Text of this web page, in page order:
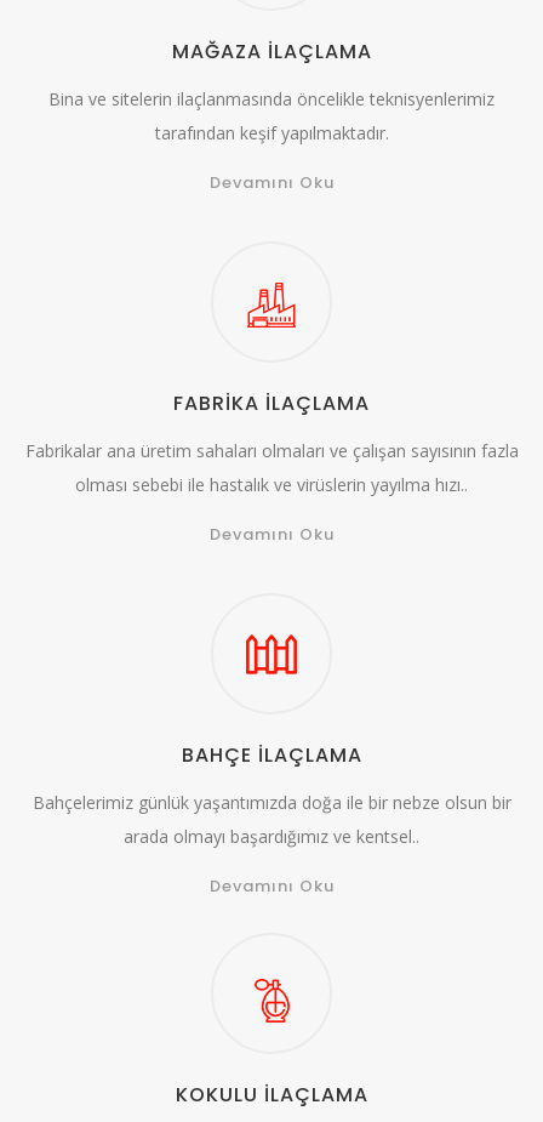
MAĞAZA İLAÇLAMA
Bina ve sitelerin ilaçlanmasında öncelikle teknisyenlerimiz
tarafından keşif yapılmaktadır.
Devamını Oku
FABRİKA İLAÇLAMA
Fabrikalar ana üretim sahaları olmaları ve çalışan sayısının fazla
olması sebebi ile hastalık ve virüslerin yayılma hızı..
Devamını Oku
BAHÇE İLAÇLAMA
Bahçelerimiz günlük yaşantımızda doğa ile bir nebze olsun bir
arada olmayı başardığımız ve kentsel..
Devamını Oku
KOKULU İLAÇLAMA